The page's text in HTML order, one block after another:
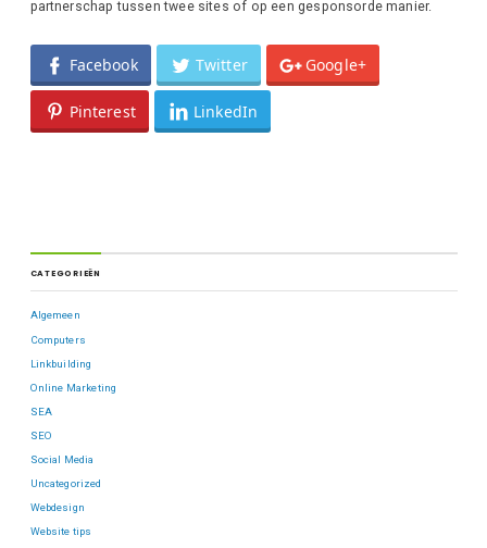
partnerschap tussen twee sites of op een gesponsorde manier.
Facebook Twitter Google+
Pinterest LinkedIn
CATEGORIEËN
Algemeen
Computers
Linkbuilding
Online Marketing
SEA
SEO
Social Media
Uncategorized
Webdesign
Website tips